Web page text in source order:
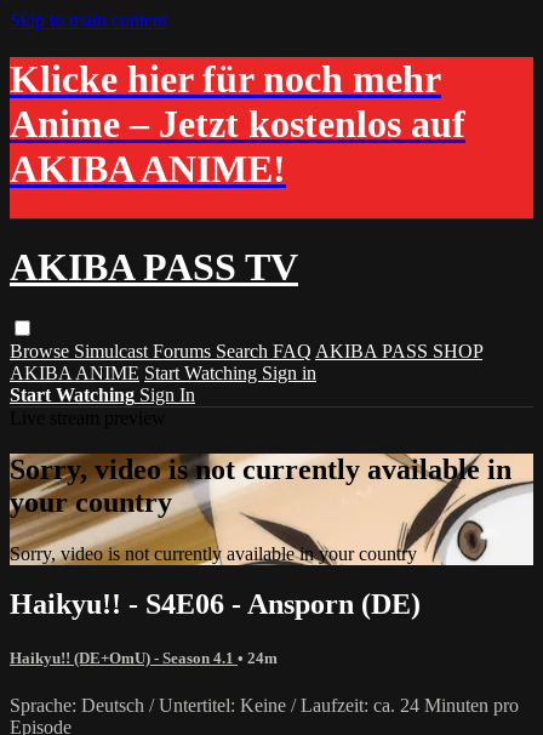
Skip to main content
Klicke hier für noch mehr
Anime – Jetzt kostenlos auf
AKIBA ANIME!
AKIBA PASS TV
Browse Simulcast Forums Search FAQ AKIBA PASS SHOP
AKIBA ANIME Start Watching Sign in
Start Watching Sign In
Sorry, video is not currently available in
your country
Sorry, video is not currently available in your country
Haikyu!! - S4E06 - Ansporn (DE)
Haikyu!! (DE+OmU) - Season 4.1 • 24m
Sprache: Deutsch / Untertitel: Keine / Laufzeit: ca. 24 Minuten pro
Episode